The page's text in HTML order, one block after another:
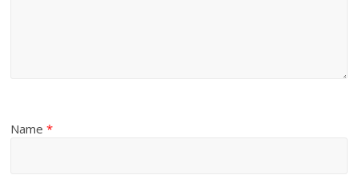
Name*